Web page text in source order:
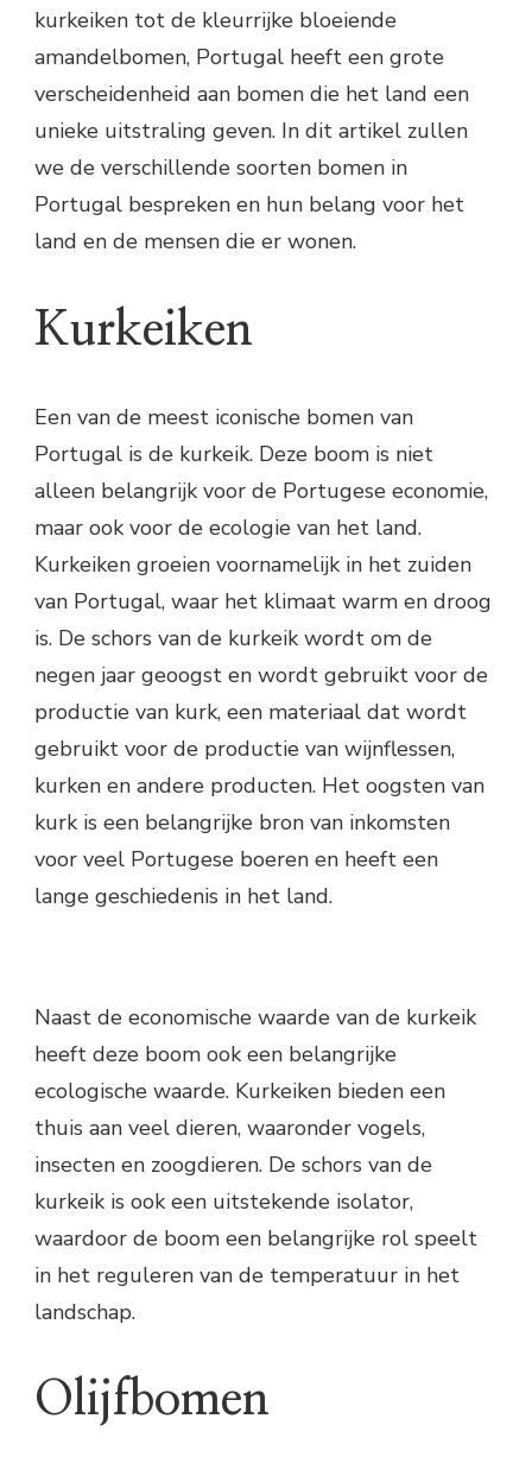
kurkeiken tot de kleurrijke bloeiende
amandelbomen, Portugal heeft een grote
verscheidenheid aan bomen die het land een
unieke uitstraling geven. In dit artikel zullen
we de verschillende soorten bomen in
Portugal bespreken en hun belang voor het
land en de mensen die er wonen.
Kurkeiken
Een van de meest iconische bomen van
Portugal is de kurkeik. Deze boom is niet
alleen belangrijk voor de Portugese economie,
maar ook voor de ecologie van het land.
Kurkeiken groeien voornamelijk in het zuiden
van Portugal, waar het klimaat warm en droog
is. De schors van de kurkeik wordt om de
negen jaar geoogst en wordt gebruikt voor de
productie van kurk, een materiaal dat wordt
gebruikt voor de productie van wijnflessen,
kurken en andere producten. Het oogsten van
kurk is een belangrijke bron van inkomsten
voor veel Portugese boeren en heeft een
lange geschiedenis in het land.
Naast de economische waarde van de kurkeik
heeft deze boom ook een belangrijke
ecologische waarde. Kurkeiken bieden een
thuis aan veel dieren, waaronder vogels,
insecten en zoogdieren. De schors van de
kurkeik is ook een uitstekende isolator,
waardoor de boom een belangrijke rol speelt
in het reguleren van de temperatuur in het
landschap.
Olijfbomen